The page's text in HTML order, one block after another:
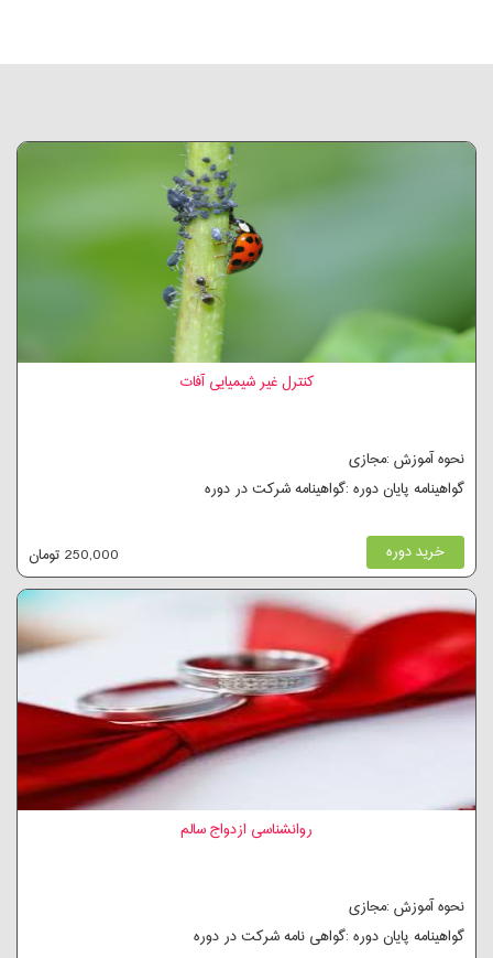
کنترل غیر شیمیایی آفات
نحوه آموزش :مجازی
گواهینامه پایان دوره :گواهینامه شرکت در دوره
خرید دوره 250,000 تومان
روانشناسی ازدواج سالم
نحوه آموزش :مجازی
گواهینامه پایان دوره :گواهی نامه شرکت در دوره